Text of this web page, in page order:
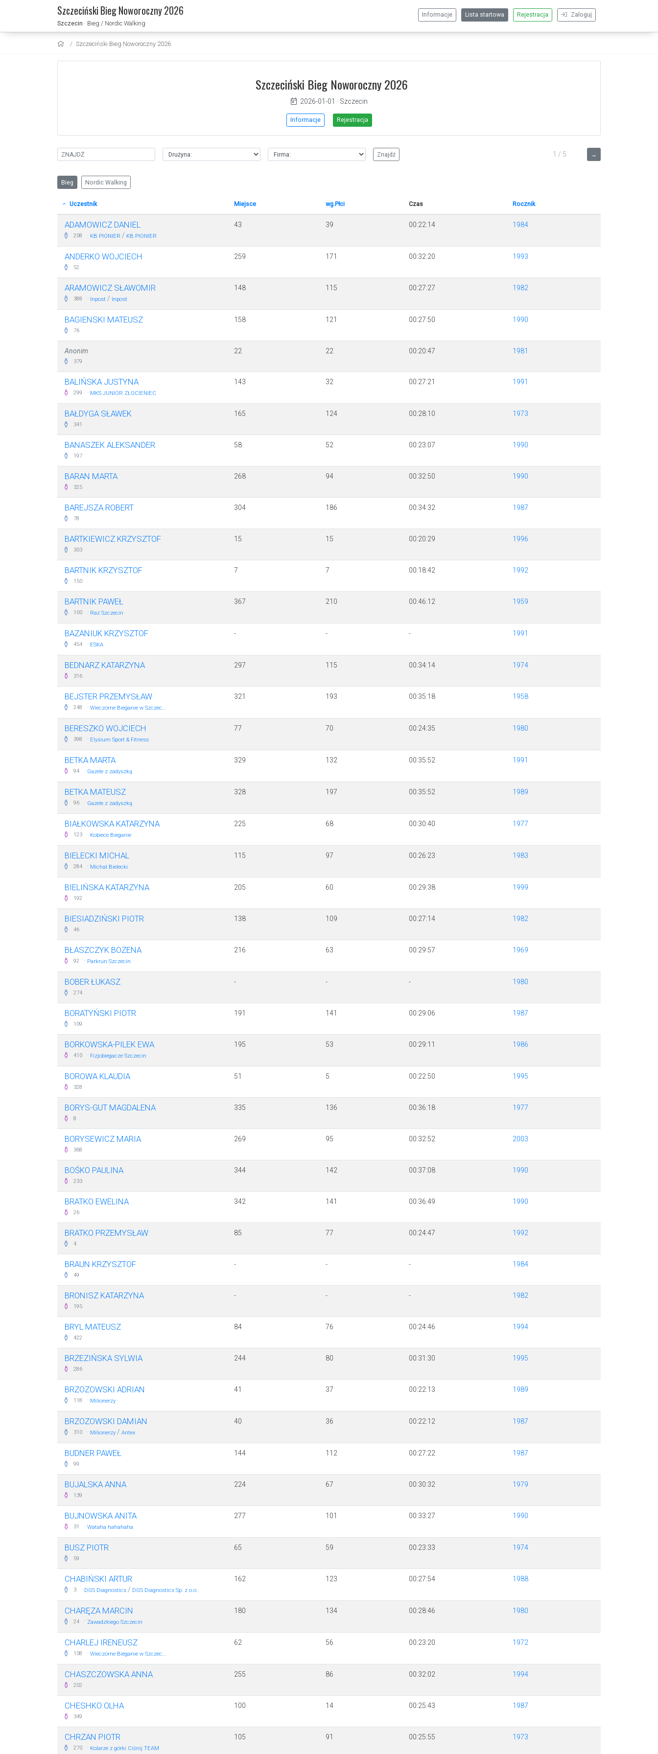
Szczeciński Bieg Noworoczny 2026
Szczecin · Bieg / Nordic Walking
Zaloguj
Rejestracja
Lista startowa
Informacje
Szczeciński Bieg Noworoczny 2026
Szczeciński Bieg Noworoczny 2026
2026-01-01 · Szczecin
Informacje Rejestracja
→
1 / 5
Bieg Nordic Walking
Uczestnik Miejsce wg.Płci Czas Rocznik
ADAMOWICZ DANIEL
208 · KB PIONIER / KB PIONIER
43 39 00:22:14 1984
ANDERKO WOJCIECH
52
259 171 00:32:20 1993
ARAMOWICZ SŁAWOMIR
388 · Inpost / Inpost
148 115 00:27:27 1982
BAGIENSKI MATEUSZ
76
158 121 00:27:50 1990
Anonim
379
22 22 00:20:47 1981
BALIŃSKA JUSTYNA
299 · MKS JUNIOR ZŁOCIENIEC
143 32 00:27:21 1991
BAŁDYGA SŁAWEK
341
165 124 00:28:10 1973
BANASZEK ALEKSANDER
197
58 52 00:23:07 1990
BARAN MARTA
325
268 94 00:32:50 1990
BAREJSZA ROBERT
78
304 186 00:34:32 1987
BARTKIEWICZ KRZYSZTOF
303
15 15 00:20:29 1996
BARTNIK KRZYSZTOF
150
7 7 00:18:42 1992
BARTNIK PAWEŁ
100 · Raz Szczecin
367 210 00:46:12 1959
BAZANIUK KRZYSZTOF
454 · ESKA
- - - 1991
BEDNARZ KATARZYNA
316
297 115 00:34:14 1974
BEJSTER PRZEMYSŁAW
248 · Wieczorne Bieganie w Szczec...
321 193 00:35:18 1958
BERESZKO WOJCIECH
398 · Elysium Sport & Fitness
77 70 00:24:35 1980
BETKA MARTA
94 · Gazele z zadyszką
329 132 00:35:52 1991
BETKA MATEUSZ
96 · Gazele z zadyszką
328 197 00:35:52 1989
BIAŁKOWSKA KATARZYNA
123 · Kobiece Bieganie
225 68 00:30:40 1977
BIELECKI MICHAL
284 · Michal Bielecki
115 97 00:26:23 1983
BIELIŃSKA KATARZYNA
192
205 60 00:29:38 1999
BIESIADZIŃSKI PIOTR
46
138 109 00:27:14 1982
BŁASZCZYK BOZENA
92 · Parkrun Szczecin
216 63 00:29:57 1969
BOBER ŁUKASZ
274
- - - 1980
BORATYŃSKI PIOTR
109
191 141 00:29:06 1987
BORKOWSKA-PILEK EWA
410 · Fizjobiegacze Szczecin
195 53 00:29:11 1986
BOROWA KLAUDIA
328
51 5 00:22:50 1995
BORYS-GUT MAGDALENA
8
335 136 00:36:18 1977
BORYSEWICZ MARIA
368
269 95 00:32:52 2003
BOŚKO PAULINA
233
344 142 00:37:08 1990
BRATKO EWELINA
26
342 141 00:36:49 1990
BRATKO PRZEMYSŁAW
4
85 77 00:24:47 1992
BRAUN KRZYSZTOF
49
- - - 1984
BRONISZ KATARZYNA
195
- - - 1982
BRYL MATEUSZ
422
84 76 00:24:46 1994
BRZEZIŃSKA SYLWIA
286
244 80 00:31:30 1995
BRZOZOWSKI ADRIAN
118 · Milionerzy
41 37 00:22:13 1989
BRZOZOWSKI DAMIAN
310 · Milionerzy / Antex
40 36 00:22:12 1987
BUDNER PAWEŁ
99
144 112 00:27:22 1987
BUJALSKA ANNA
139
224 67 00:30:32 1979
BUJNOWSKA ANITA
31 · Wataha hahahaha
277 101 00:33:27 1990
BUSZ PIOTR
59
65 59 00:23:33 1974
CHABIŃSKI ARTUR
3 · DGS Diagnostics / DGS Diagnostics Sp. z o.o.
162 123 00:27:54 1988
CHARĘZA MARCIN
24 · Zawadzkiego Szczecin
180 134 00:28:46 1980
CHARLEJ IRENEUSZ
108 · Wieczorne Bieganie w Szczec...
62 56 00:23:20 1972
CHASZCZOWSKA ANNA
202
255 86 00:32:02 1994
CHESHKO OLHA
349
100 14 00:25:43 1987
CHRZAN PIOTR
270 · Kolarze z górki Ciśnij TEAM
105 91 00:25:55 1973